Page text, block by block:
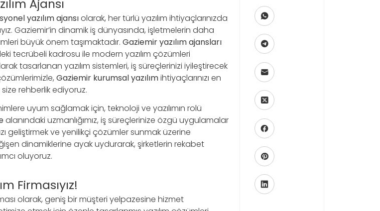
Ajansı
yazılım ajansıolarak, her türlü yazılım ihtiyaçlarınızda
Gaziemir’in dinamik iş dünyasında, işletmelerin daha
büyük önem taşımaktadır. Gaziemir yazılım ajansları
tecrübeli kadrosu ile modern yazılım çözümleri
tasarlanan yazılım sistemleri, iş süreçlerinizi iyileştirecek
Gaziemir kurumsal yazılımihtiyaçlarınızı en
rehberlik ediyoruz.
uyum sağlamak için, teknoloji ve yazılımın rolü
alanındaki uzmanlığımız, iş süreçlerinize özgü uygulamalar
geliştirmek ve yenilikçi çözümler sunmak üzerine
dinamiklerine ayak uydurarak, şirketlerin rekabet
oluyoruz.
Firmasıyız!
olarak, geniş bir müşteri yelpazesine hizmet